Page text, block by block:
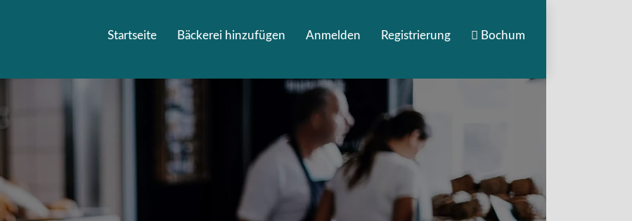
Startseite Bäckerei hinzufügen Anmelden Registrierung Bochum